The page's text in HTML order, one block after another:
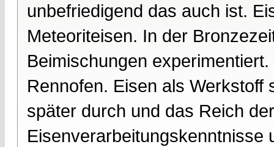
unbefriedigend das auch ist.
Meteoriteisen. In der
Beimischungen
Rennofen. Eisen als
später durch und das Reich
Eisenverarbeitungskenntnisse